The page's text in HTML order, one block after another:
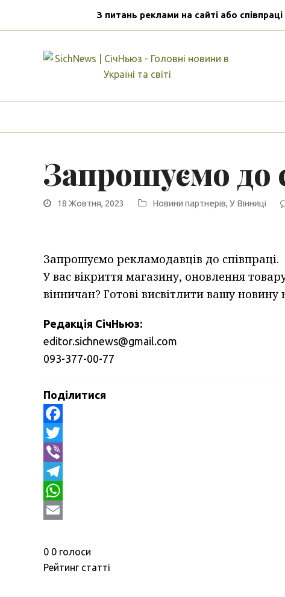
З питань реклами на сайті або
Запрошуємо до
18 Жовтня, 2023 Новини партнерів, У Вінниці
Запрошуємо рекламодавців до співпраці.
У вас вікриття магазину, оновлення
вінничан? Готові висвітлити вашу новину
Редакція СічНьюз:
editor.sichnews@gmail.com
093-377-00-77
Поділитися
Facebook
Twitter
Viber
Telegram
WhatsApp
0 0 голоси
Рейтинг статті